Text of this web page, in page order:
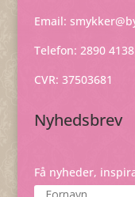
Email:
Telefon: 2890 4138
CVR: 37503681
Nyhedsbrev
Få nyheder,